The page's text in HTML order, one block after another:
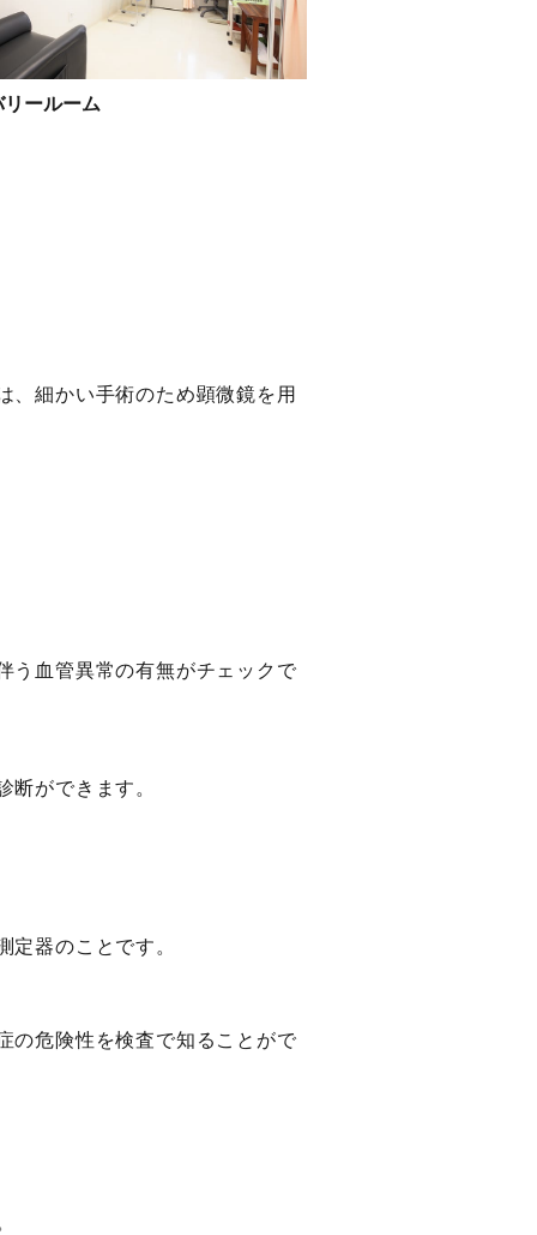
リールーム
、細かい手術のため顕微鏡を用
う血管異常の有無がチェックで
断ができます。
定器のことです。
の危険性を検査で知ることがで